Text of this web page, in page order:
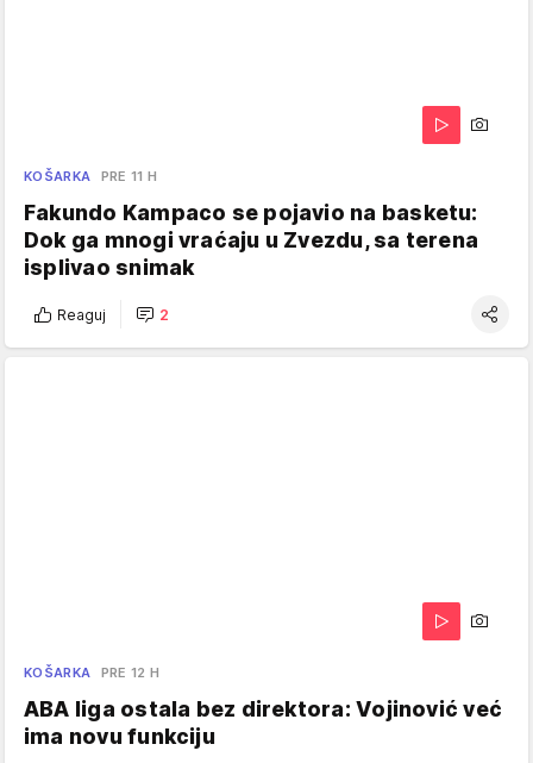
KOŠARKA PRE 11 H
Fakundo Kampaco se pojavio na basketu:
Dok ga mnogi vraćaju u Zvezdu, sa terena
isplivao snimak
Reaguj 2
KOŠARKA PRE 12 H
ABA liga ostala bez direktora: Vojinović već
ima novu funkciju